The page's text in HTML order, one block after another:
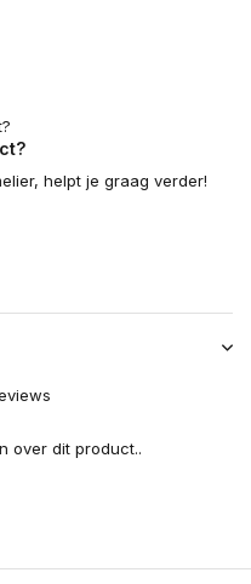
helpt je graag verder!
over dit product..